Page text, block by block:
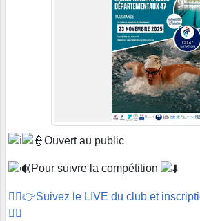
Ouvert au public
Pour suivre la compétition
🏊‍♂️👉Suivez le LIVE du club et
🏊‍♂️